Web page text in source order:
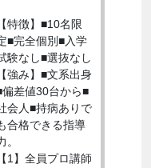
【特徴】■10名限
■完全個別■入学
験なし■選抜なし
【強み】■文系出身
偏差値30台から■
会人■持病ありで
合格できる指導
。
【1】全員プロ講師